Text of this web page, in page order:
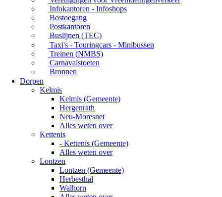
Infokantoren - Infoshops
Bostoegang
Postkantoren
Buslijnen (TEC)
Taxi's - Touringcars - Minibussen
Treinen (NMBS)
Carnavalstoeten
Bronnen
Dorpen
Kelmis
Kelmis (Gemeente)
Hergenrath
Neu-Moresnet
Alles weten over
Kettenis
- Kettenis (Gemeente)
Alles weten over
Lontzen
Lontzen (Gemeente)
Herbesthal
Walhorn